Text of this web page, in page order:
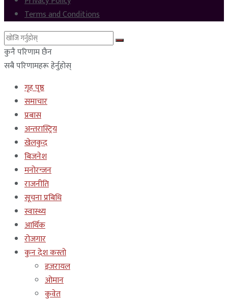
Terms and Conditions
कुनै परिणाम छैन
सबै परिणामहरू हेर्नुहोस्
गृह पृष्ठ
समाचार
प्रबास
अन्तरास्ट्रिय
खेलकुद
बिजनेश
मनोरन्जन
राजनीति
सूचना प्रबिधि
स्वास्थ्य
आर्थिक
रोजगार
कुन देश कस्तो
इजरायल
ओमान
कुवेत